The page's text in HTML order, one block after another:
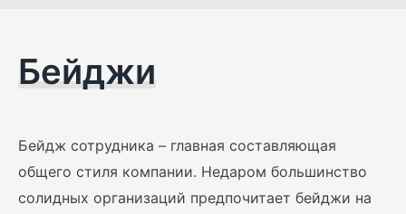
Бейджи
Бейдж сотрудника – главная составляющая
общего стиля компании. Недаром большинство
солидных организаций предпочитает бейджи на